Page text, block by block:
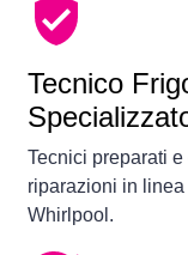
Tecnico
Tecnici preparati
riparazioni in
Whirlpool.